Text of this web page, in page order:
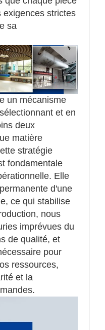
exigences strictes
sa
un mécanisme
et en
deux
matière
stratégie
fondamentale
Elle
d'une
ce qui stabilise
nous
imprévues du
de qualité, et
pour
ressources,
et la